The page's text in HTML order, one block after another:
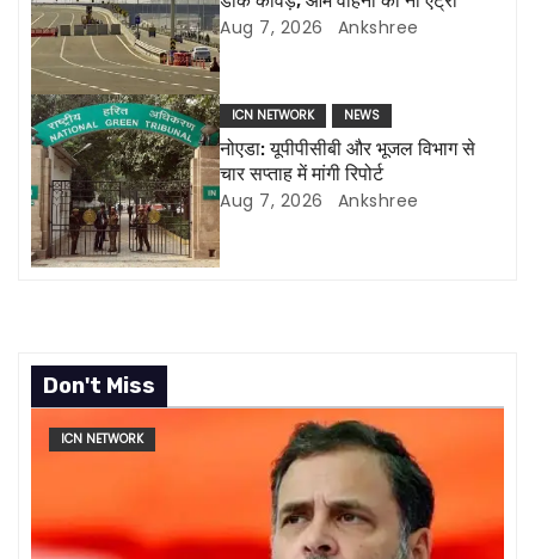
t
i
o
n
Aug 7, 2026 Ankshree
ICN NETWORK NEWS
नोएडा: यूपीपीसीबी और भूजल विभाग से
चार सप्ताह में मांगी रिपोर्ट
Aug 7, 2026 Ankshree
Don't Miss
ICN NETWORK